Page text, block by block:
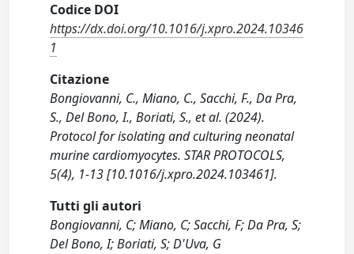
Codice DOI
https://dx.doi.org/10.1016/j.xpro.2024.10346
1
Citazione
Bongiovanni, C., Miano, C., Sacchi, F., Da Pra,
S., Del Bono, I., Boriati, S., et al. (2024).
Protocol for isolating and culturing neonatal
murine cardiomyocytes. STAR PROTOCOLS,
5(4), 1-13 [10.1016/j.xpro.2024.103461].
Tutti gli autori
Bongiovanni, C; Miano, C; Sacchi, F; Da Pra, S;
Del Bono, I; Boriati, S; D'Uva, G